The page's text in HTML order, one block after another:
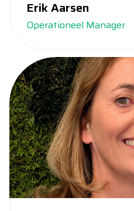
Operationeel Manager
Erik Aarsen